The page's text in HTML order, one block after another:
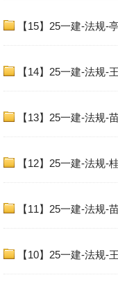
【15】25一建-法规
【14】25一建-法规
【13】25一建-法规-
【12】25一建-法规
【11】25一建-法规-
【10】25一建-法规-